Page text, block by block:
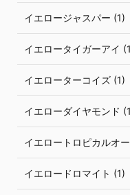
イエロージャスパー (1)
イエロータイガーアイ
イエローターコイズ (1)
イエローダイヤモンド
イエロートロピカルオ
イエロードロマイト (1)